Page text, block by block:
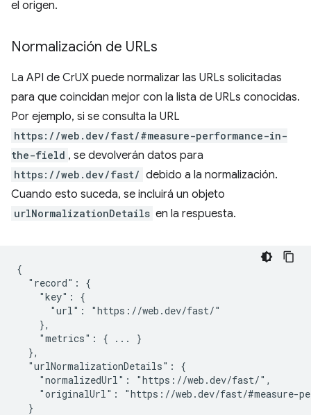
el origen.
Normalización de URLs
La API de CrUX puede normalizar las URLs solicitadas
para que coincidan mejor con la lista de URLs conocidas.
Por ejemplo, si se consulta la URL
https://web.dev/fast/#measure-performance-in-
the-field , se devolverán datos para
https://web.dev/fast/ debido a la normalización.
Cuando esto suceda, se incluirá un objeto
urlNormalizationDetails en la respuesta.
{
  "record": {
    "key": {
      "url": "https://web.dev/fast/"
    },
    "metrics": { ... }
  },
  "urlNormalizationDetails": {
    "normalizedUrl": "https://web.dev/fast/",
"originalUrl": "https://web.dev/fast/#measure-
  }